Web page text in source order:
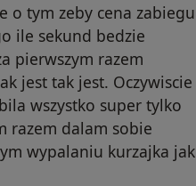
o tym zeby cena zabiegu
ile sekund bedzie
pierwszym razem
jest tak jest. Oczywiscie
wszystko super tylko
razem dalam sobie
wypalaniu kurzajka jak